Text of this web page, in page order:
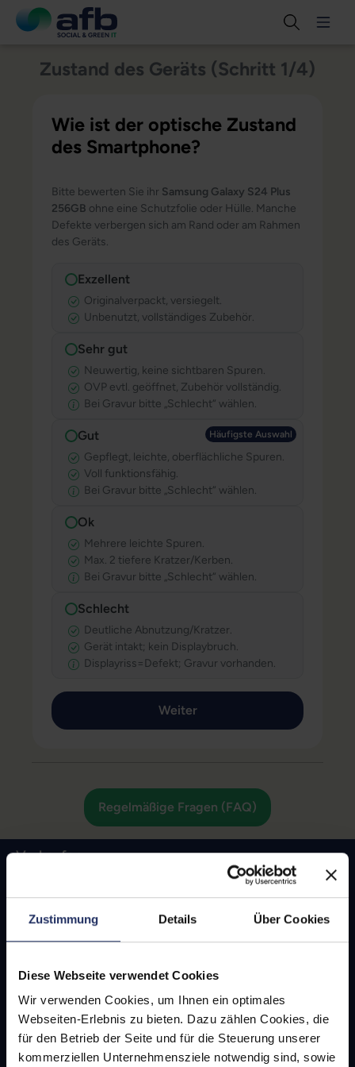
Zustimmung Details Über Cookies
Diese Webseite verwendet Cookies
Wir verwenden Cookies, um Ihnen ein optimales
Webseiten-Erlebnis zu bieten. Dazu zählen Cookies, die
für den Betrieb der Seite und für die Steuerung unserer
kommerziellen Unternehmensziele notwendig sind, sowie
Zustand des Geräts (Schritt 1/4)
Wie ist der optische Zustand
des Smartphone?
Bitte bewerten Sie ihr Samsung Galaxy S24 Plus
256GB ohne eine Schutzfolie oder Hülle. Manche
Defekte verbergen sich am Rand oder am Rahmen
des Geräts.
Exzellent
Originalverpackt, versiegelt.
Unbenutzt, vollständiges Zubehör.
Sehr gut
Neuwertig, keine sichtbaren Spuren.
OVP evtl. geöffnet, Zubehör vollständig.
Bei Gravur bitte „Schlecht“ wählen.
Häufigste Auswahl Häufigste
Gut
Gepflegt, leichte, oberflächliche Spuren.
Voll funktionsfähig.
Bei Gravur bitte „Schlecht“ wählen.
Ok
Mehrere leichte Spuren.
Max. 2 tiefere Kratzer/Kerben.
Bei Gravur bitte „Schlecht“ wählen.
Schlecht
Deutliche Abnutzung/Kratzer.
Gerät intakt; kein Displaybruch.
Displayriss=Defekt; Gravur vorhanden.
Regelmäßige Fragen (FAQ)
Verkaufen
Apple iPhone 16e
Apple iPhone 16 Plus
Apple iPhone 16 Pro
Apple iPhone 16 Pro Max